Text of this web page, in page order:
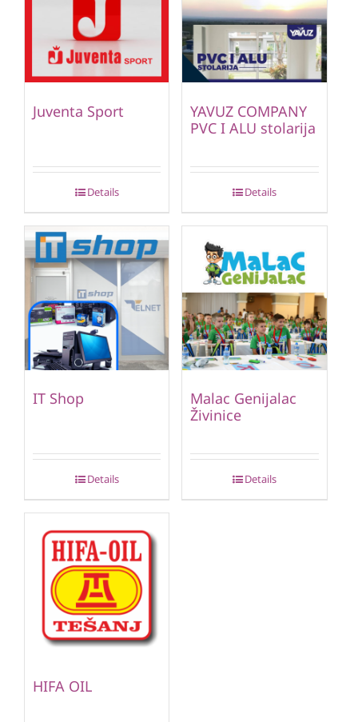
Juventa Sport
Details
YAVUZ COMPANY
PVC I ALU stolarija
Details
IT Shop
Details
Malac Genijalac
Živinice
Details
HIFA OIL